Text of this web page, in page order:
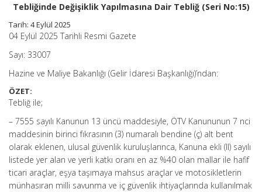
Tebliğinde Değişiklik Yapılmasına Dair Tebliğ (Seri No:15)
Tarih: 4 Eylül 2025
04 Eylül 2025 Tarihli Resmi Gazete
Sayı: 33007
Hazine ve Maliye Bakanlığı (Gelir İdaresi Başkanlığı)’ndan:
ÖZET:
Tebliğ ile;
– 7555 sayılı Kanunun 13 üncü maddesiyle, ÖTV Kanununun 7 nci
maddesinin birinci fıkrasının (3) numaralı bendine (ç) alt bent
olarak eklenen, ulusal güvenlik kuruluşlarınca, Kanuna ekli (II) sayılı
listede yer alan ve yerli katkı oranı en az %40 olan mallar ile hafif
ticari araçlar, eşya taşımaya mahsus araçlar ve motosikletlerin
münhasıran milli savunma ve iç güvenlik ihtiyaçlarında kullanılmak